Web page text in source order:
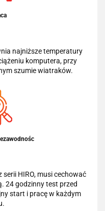
najniższe temperatury
komputera, przy
szumie wiatraków.
HIRO, musi cechować
24 godzinny test przed
start i pracę w każdym